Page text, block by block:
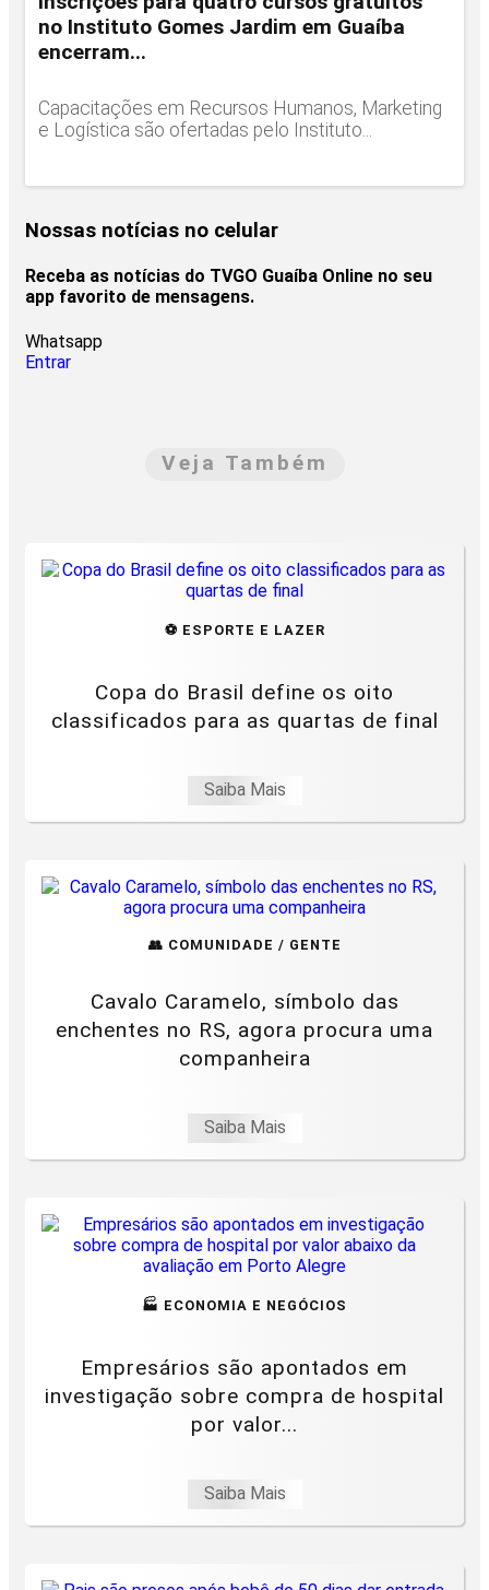
no Instituto Gomes Jardim em Guaíba
encerram...
Capacitações em Recursos Humanos, Marketing
e Logística são ofertadas pelo Instituto...
Nossas notícias no celular
Receba as notícias do TVGO Guaíba Online no seu
app favorito de mensagens.
Whatsapp
Entrar
Veja Também
⚽ ESPORTE E LAZER
Copa do Brasil define os oito
classificados para as quartas de final
Saiba Mais
👥 COMUNIDADE / GENTE
Cavalo Caramelo, símbolo das
enchentes no RS, agora procura uma
companheira
Saiba Mais
🏭 ECONOMIA E NEGÓCIOS
Empresários são apontados em
investigação sobre compra de hospital
por valor...
Saiba Mais